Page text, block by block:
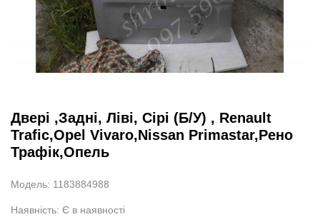
Двері ,Задні, Ліві, Сірі (Б/У) , Renault
Trafic,Opel Vivaro,Nissan Primastar,Рено
Трафік,Опель
Модель: 1183884988
Наявність: Є в наявності